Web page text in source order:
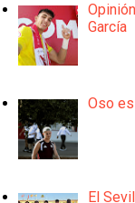
García
Oso
El